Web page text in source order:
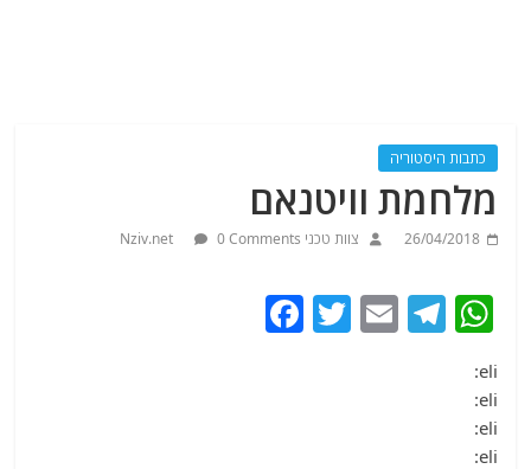
כתבות היסטוריה
מלחמת וויטנאם
26/04/2018 צוות טכני Nziv.net 0 Comments
W
T
E
T
eli:
eli:
eli:
eli: